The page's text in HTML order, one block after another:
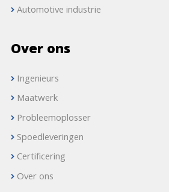
Automotive industrie
Over ons
Ingenieurs
Maatwerk
Probleemoplosser
Spoedleveringen
Certificering
Over ons